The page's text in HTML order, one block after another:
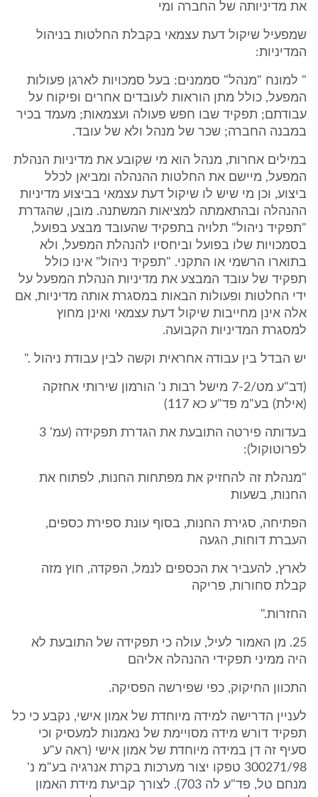
את מדיניותה של החברה ומי
שמפעיל שיקול דעת עצמאי בקבלת החלטות בניהול
המדיניות:
" למונח "מנהל" סממנים: בעל סמכויות לארגן פעולות
המפעל, כולל מתן הוראות לעובדים אחרים ופיקוח על
עבודתם; תפקיד שבו חפש פעולה ועצמאות; מעמד בכיר
במבנה החברה; שכר של מנהל ולא של עובד.
במילים אחרות, מנהל הוא מי שקובע את מדיניות הנהלת
המפעל, מיישם את החלטות ההנהלה ומביאן לכלל
ביצוע, וכן מי שיש לו שיקול דעת עצמאי בביצוע מדיניות
ההנהלה ובהתאמתה למציאות המשתנה. מובן, שהגדרת
"תפקיד ניהול" תלויה בתפקיד שהעובד מבצע בפועל,
בסמכויות שלו בפועל וביחסיו להנהלת המפעל, ולא
בתוארו הרשמי או התקני. "תפקיד ניהול" אינו כולל
תפקיד של עובד המבצע את מדיניות הנהלת המפעל על
ידי החלטות ופעולות הבאות במסגרת אותה מדיניות, אם
אלה אינן מחייבות שיקול דעת עצמאי ואינן מחוץ
למסגרת המדיניות הקבועה.
יש הבדל בין עבודה אחראית וקשה לבין עבודת ניהול ."
(דב"ע מט/7-2 מישל רבות נ' הורמון שירותי אחזקה
(אילת) בע"מ פד"ע כא 117)
בעדותה פירטה התובעת את הגדרת תפקידה (עמ' 3
לפרוטוקול):
"מנהלת זה להחזיק את מפתחות החנות, לפתוח את
החנות, בשעות
הפתיחה, סגירת החנות, בסוף עונת ספירת כספים,
העברת דוחות, הגעה
לארץ, להעביר את הכספים לנמל, הפקדה, חוץ מזה
קבלת סחורות, פריקה
החזרות."
25. מן האמור לעיל, עולה כי תפקידה של התובעת לא
היה ממיני תפקידי ההנהלה אליהם
התכוון החיקוק, כפי שפירשה הפסיקה.
לעניין הדרישה למידה מיוחדת של אמון אישי, נקבע כי כל
תפקיד דורש מידה מסויימת של נאמנות למעסיק וכי
סעיף זה דן במידה מיוחדת של אמון אישי (ראה ע"ע
300271/98 טפקו יצור מערכות בקרת אנרגיה בע"מ נ'
מנחם טל, פד"ע לה 703). לצורך קביעת מידת האמון